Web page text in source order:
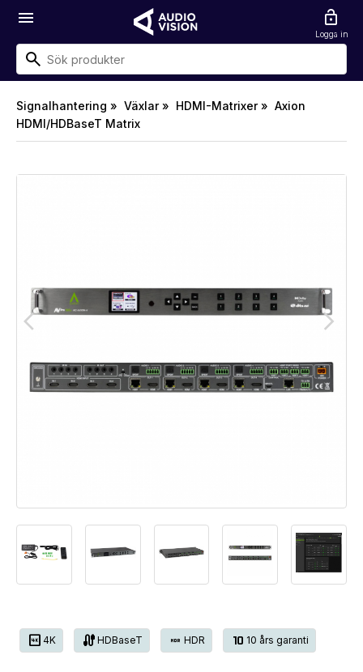
menu lock_open
Logga in
Signalhantering » Växlar » HDMI-Matrixer » Axion
HDMI/HDBaseT Matrix
arrow_back_ios arrow_forward_ios
4K 4K cable HDBaseT hdr_on HDR timer_10 10 års garanti